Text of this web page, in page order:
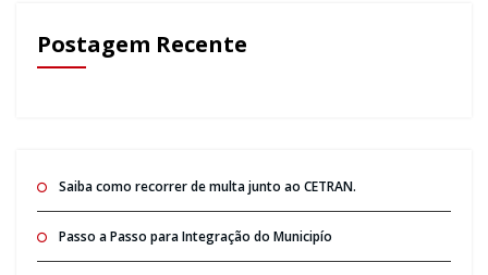
Postagem Recente
Saiba como recorrer de multa junto ao CETRAN.
Passo a Passo para Integração do Municipío